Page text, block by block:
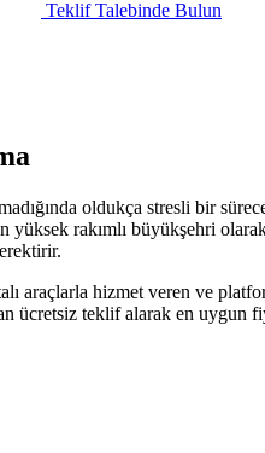
Teklif Talebinde Bulun
oldukça stresli bir
rakımlı büyükşehri
araçlarla hizmet veren ve
ücretsiz teklif alarak en uygun